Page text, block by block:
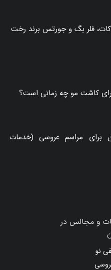
فلر بگ و جورتس برند رخت
کاشت مو چه زمانی است؟
برای مراسم عروسی (خدمات
و مجالس در
نو